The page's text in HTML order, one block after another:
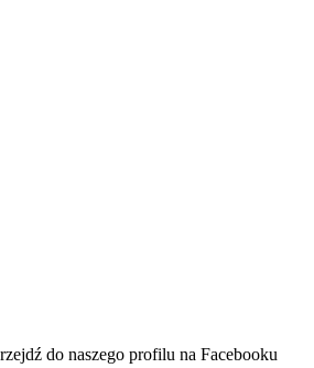
- otwiera się w nowej karcie
do naszego profilu na Facebooku